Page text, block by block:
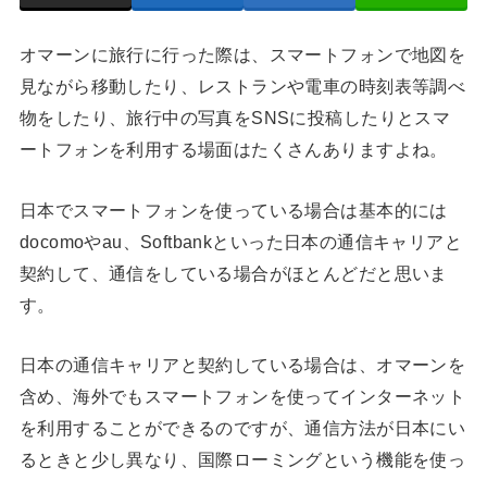
オマーンに旅行に行った際は、スマートフォンで地図を
見ながら移動したり、レストランや電車の時刻表等調べ
物をしたり、旅行中の写真をSNSに投稿したりとスマ
ートフォンを利用する場面はたくさんありますよね。
日本でスマートフォンを使っている場合は基本的には
docomoやau、Softbankといった日本の通信キャリアと
契約して、通信をしている場合がほとんどだと思いま
す。
日本の通信キャリアと契約している場合は、オマーンを
含め、海外でもスマートフォンを使ってインターネット
を利用することができるのですが、通信方法が日本にい
るときと少し異なり、国際ローミングという機能を使っ